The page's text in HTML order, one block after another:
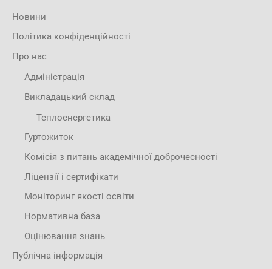
Новини
Політика конфіденційності
Про нас
Адміністрація
Викладацький склад
Теплоенергетика
Гуртожиток
Комісія з питань академічної доброчесності
Ліцензії і сертифікати
Моніторинг якості освіти
Нормативна база
Оцінювання знань
Публічна інформація